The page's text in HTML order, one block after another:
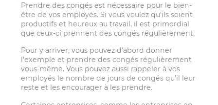
Prendre des congés est nécessaire pour le bien-
être de vos employés. Si vous voulez qu’ils soient
productifs et heureux au travail, il est primordial
que ceux-ci prennent des congés régulièrement.
Pour y arriver, vous pouvez d’abord donner
l’exemple et prendre des congés régulièrement
vous-même. Vous pouvez aussi rappeler à vos
employés le nombre de jours de congés qu’il leur
reste et les encourager à les prendre.